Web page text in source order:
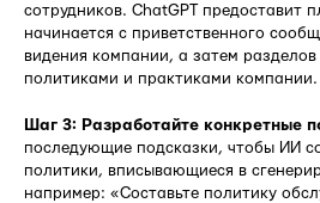
сотрудников. ChatGPT предоставит
начинается с приветственного
видения компании, а затем
политиками и практиками компании.
Шаг 3: Разработайте конкретные
последующие подсказки, чтобы ИИ
политики, вписывающиеся в
например: «Составьте политику